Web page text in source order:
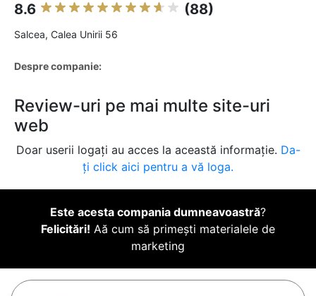
8.6 (88)
Salcea, Calea Unirii 56
Despre companie:
Review-uri pe mai multe site-uri
web
Doar userii logați au acces la această informație. Da-
ți click aici pentru a vă loga.
Este acesta compania dumneavoastră?
Felicitări! Aă cum să primești materialele de
marketing